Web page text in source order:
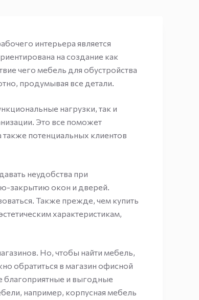
интерьера является
на создание как
чего мебель для обустройства
продумывая все детали.
нагрузки, так и
Это все поможет
также потенциальных клиентов
неудобства при
закрытию окон и дверей.
Также прежде, чем купить
характеристикам,
Но, чтобы найти мебель,
обратиться в магазин офисной
благоприятные и выгодные
например, корпусная мебель